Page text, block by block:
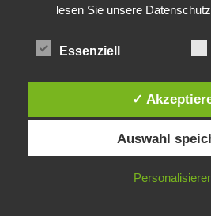
Menschenrechte
Diese Website verwendet Cookies. Durch
Website stimmst du der Verwendung von
IN
lesen Sie unsere
Essenziell
✓
Auswahl